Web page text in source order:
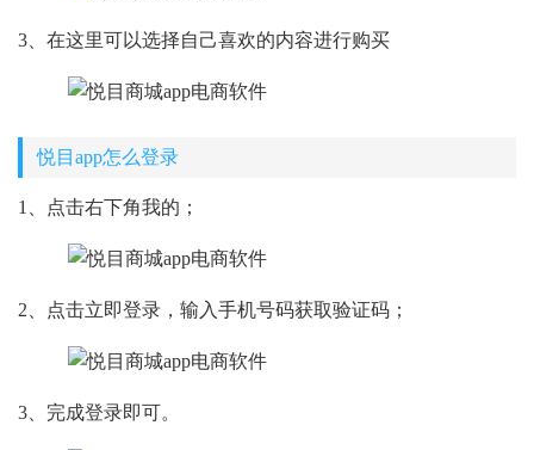
3、在这里可以选择自己喜欢的内容进行购买
悦目app怎么登录
1、点击右下角我的；
2、点击立即登录，输入手机号码获取验证码；
3、完成登录即可。